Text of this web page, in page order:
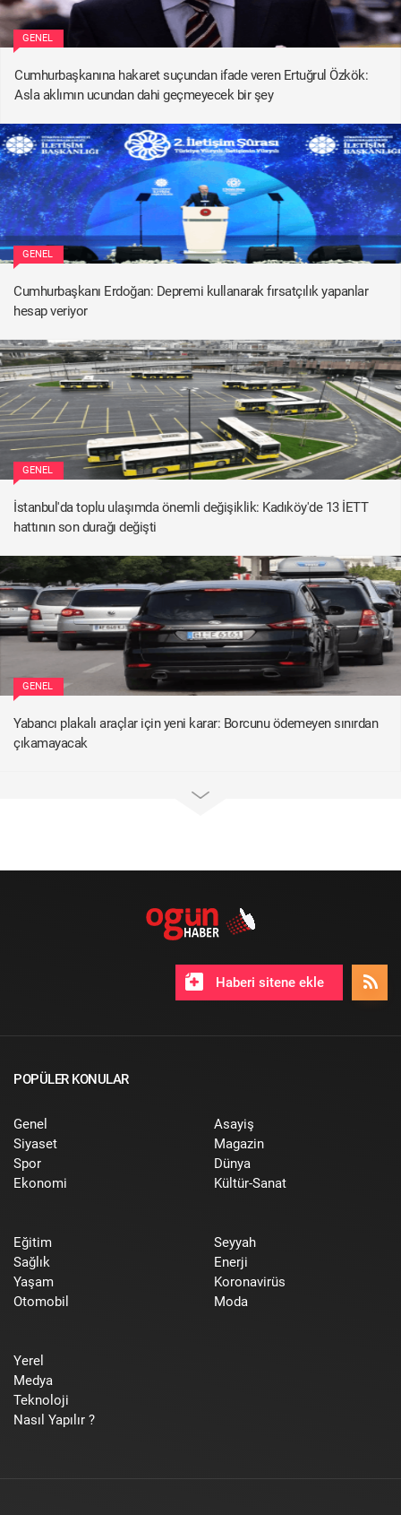
GENEL
Cumhurbaşkanına hakaret suçundan ifade veren Ertuğrul Özkök:
Asla aklımın ucundan dahi geçmeyecek bir şey
GENEL
Cumhurbaşkanı Erdoğan: Depremi kullanarak fırsatçılık yapanlar
hesap veriyor
GENEL
İstanbul'da toplu ulaşımda önemli değişiklik: Kadıköy'de 13 İETT
hattının son durağı değişti
GENEL
Yabancı plakalı araçlar için yeni karar: Borcunu ödemeyen sınırdan
çıkamayacak
Haberi sitene ekle
POPÜLER KONULAR
Genel
Siyaset
Spor
Ekonomi
Asayiş
Magazin
Dünya
Kültür-Sanat
Eğitim
Sağlık
Yaşam
Otomobil
Seyyah
Enerji
Koronavirüs
Moda
Yerel
Medya
Teknoloji
Nasıl Yapılır ?